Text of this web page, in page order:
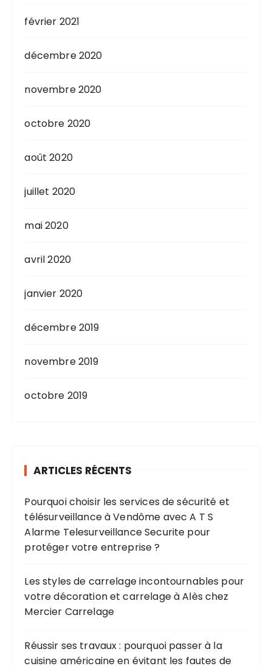
février 2021
décembre 2020
novembre 2020
octobre 2020
août 2020
juillet 2020
mai 2020
avril 2020
janvier 2020
décembre 2019
novembre 2019
octobre 2019
ARTICLES RÉCENTS
Pourquoi choisir les services de sécurité et
télésurveillance à Vendôme avec A T S
Alarme Telesurveillance Securite pour
protéger votre entreprise ?
Les styles de carrelage incontournables pour
votre décoration et carrelage à Alès chez
Mercier Carrelage
Réussir ses travaux : pourquoi passer à la
cuisine américaine en évitant les fautes de